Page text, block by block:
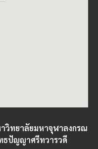
วิทยาลัยมหาจุฬาลงกรณ
ธปัญญาศรีทวารวดี